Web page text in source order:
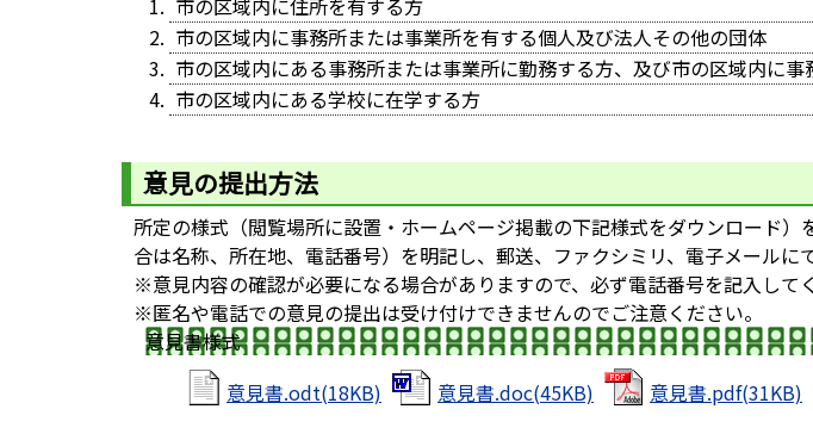
市の区域内に住所を有する方
市の区域内に事務所または事業所を有する個人及び法人その他の団体
市の区域内にある事務所または事業所に勤務する方、及び市の区域内に
市の区域内にある学校に在学する方
意見の提出方法
所定の様式（閲覧場所に設置・ホームページ掲載の下記様式をダウンロード
合は名称、所在地、電話番号）を明記し、郵送、ファクシミリ、電子メールに
※意見内容の確認が必要になる場合がありますので、必ず電話番号を記入して
※匿名や電話での意見の提出は受け付けできませんのでご注意ください。
意見書様式
意見書.odt(18KB)
意見書.doc(45KB) 意見書.pdf(31KB)